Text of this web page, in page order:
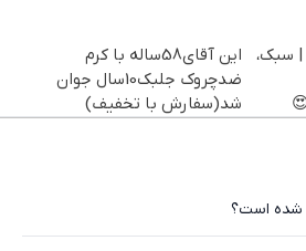
سبک،
این آقای58ساله با کرم
ضدچروک جلبک10سال جوان
شد(سفارش با تخفیف)
شده است؟